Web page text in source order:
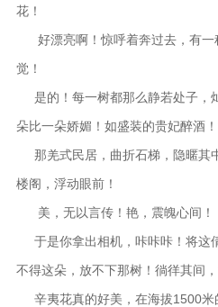
花！
好漂亮啊！惊呼着奔过去，有一
觉！
是的！每一树都那么静若处子，
朵比一朵娇媚！如盛装的贵妃醉酒
那羌式民居，曲折石梯，隐暱其
楼阁，浮动眼前！
美，无以言传！艳，震魄心间！
于是你拿出相机，咔咔咔！将这
不得这朵，放不下那树！徜徉其间，
辛夷花真的好美，在海拔1500米